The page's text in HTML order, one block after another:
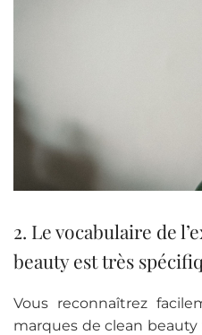
2. Le vocabulaire de
beauty est très
Vous reconnaîtrez
marques de clean